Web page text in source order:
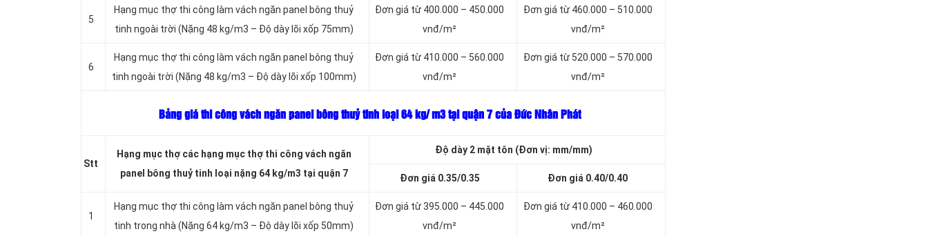
5
Hạng mục thợ thi công làm vách ngăn panel bông thuỷ
tinh ngoài trời (Nặng 48 kg/m3 – Độ dày lõi xốp 75mm)
Đơn giá từ 400.000 – 450.000
vnđ/m²
Đơn giá từ 460.000 – 510.000
vnđ/m²
6
Hạng mục thợ thi công làm vách ngăn panel bông thuỷ
tinh ngoài trời (Nặng 48 kg/m3 – Độ dày lõi xốp 100mm)
Đơn giá từ 410.000 – 560.000
vnđ/m²
Đơn giá từ 520.000 – 570.000
vnđ/m²
Bảng giá thi công vách ngăn panel bông thuỷ tinh loại 64 kg/ m3 tại quận 7 của Đức Nhân Phát
Stt
Hạng mục thợ các hạng mục thợ thi công vách ngăn
panel bông thuỷ tinh loại nặng 64 kg/m3 tại quận 7
Độ dày 2 mặt tôn (Đơn vị: mm/mm)
Đơn giá 0.35/0.35 Đơn giá 0.40/0.40
1
Hạng mục thợ thi công làm vách ngăn panel bông thuỷ
tinh trong nhà (Nặng 64 kg/m3 – Độ dày lõi xốp 50mm)
Đơn giá từ 395.000 – 445.000
vnđ/m²
Đơn giá từ 410.000 – 460.000
vnđ/m²